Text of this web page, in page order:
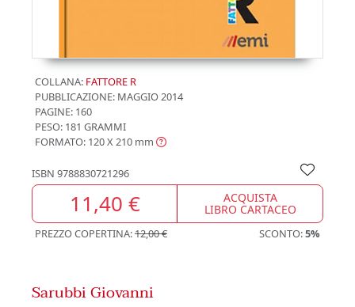
COLLANA: FATTORE R
PUBBLICAZIONE: MAGGIO 2014
PAGINE: 160
PESO: 181 GRAMMI
FORMATO: 120 X 210 mm
ISBN 9788830721296
11,40 € ACQUISTA
LIBRO CARTACEO
PREZZO COPERTINA:12,00 € SCONTO:5%
Sarubbi Giovanni